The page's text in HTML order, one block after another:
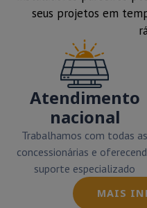
seus projetos em
Atendimento
nacional
Trabalhamos com todas as
concessionárias e
suporte especializado
MAIS